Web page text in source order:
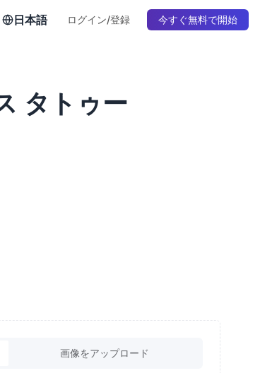
日本語 ログイン/登録 今すぐ無料で開始
タトゥー
画像をアップロード